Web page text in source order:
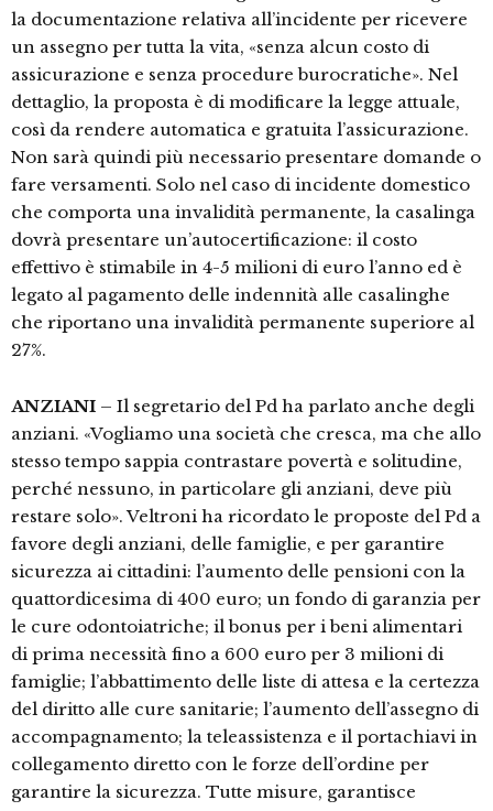
la documentazione relativa all’incidente per ricevere
un assegno per tutta la vita, «senza alcun costo di
assicurazione e senza procedure burocratiche». Nel
dettaglio, la proposta è di modificare la legge attuale,
così da rendere automatica e gratuita l’assicurazione.
Non sarà quindi più necessario presentare domande o
fare versamenti. Solo nel caso di incidente domestico
che comporta una invalidità permanente, la casalinga
dovrà presentare un’autocertificazione: il costo
effettivo è stimabile in 4-5 milioni di euro l’anno ed è
legato al pagamento delle indennità alle casalinghe
che riportano una invalidità permanente superiore al
27%.
ANZIANI – Il segretario del Pd ha parlato anche degli
anziani. «Vogliamo una società che cresca, ma che allo
stesso tempo sappia contrastare povertà e solitudine,
perché nessuno, in particolare gli anziani, deve più
restare solo». Veltroni ha ricordato le proposte del Pd a
favore degli anziani, delle famiglie, e per garantire
sicurezza ai cittadini: l’aumento delle pensioni con la
quattordicesima di 400 euro; un fondo di garanzia per
le cure odontoiatriche; il bonus per i beni alimentari
di prima necessità fino a 600 euro per 3 milioni di
famiglie; l’abbattimento delle liste di attesa e la certezza
del diritto alle cure sanitarie; l’aumento dell’assegno di
accompagnamento; la teleassistenza e il portachiavi in
collegamento diretto con le forze dell’ordine per
garantire la sicurezza. Tutte misure, garantisce